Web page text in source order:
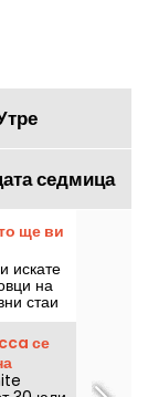
седмица
ще ви
искате
на
стаи
времето.
Secrets
се